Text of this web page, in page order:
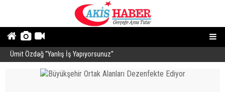
Ümit Özdağ ''Yanlış İş Yapıyorsunuz''